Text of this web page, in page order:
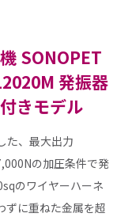
SONOPET
発振器
きモデル
た、最大出力
の加圧条件で発
のワイヤーハーネ
ずに重ねた金属を超